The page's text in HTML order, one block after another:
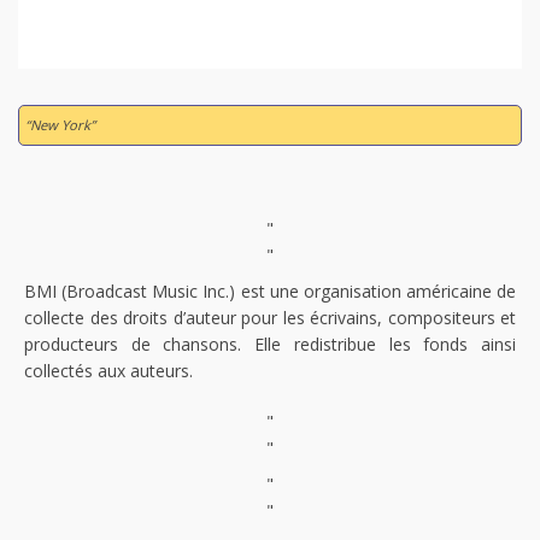
“New York”
"
"
BMI (Broadcast Music Inc.) est une organisation américaine de
collecte des droits d’auteur pour les écrivains, compositeurs et
producteurs de chansons. Elle redistribue les fonds ainsi
collectés aux auteurs.
"
"
"
"